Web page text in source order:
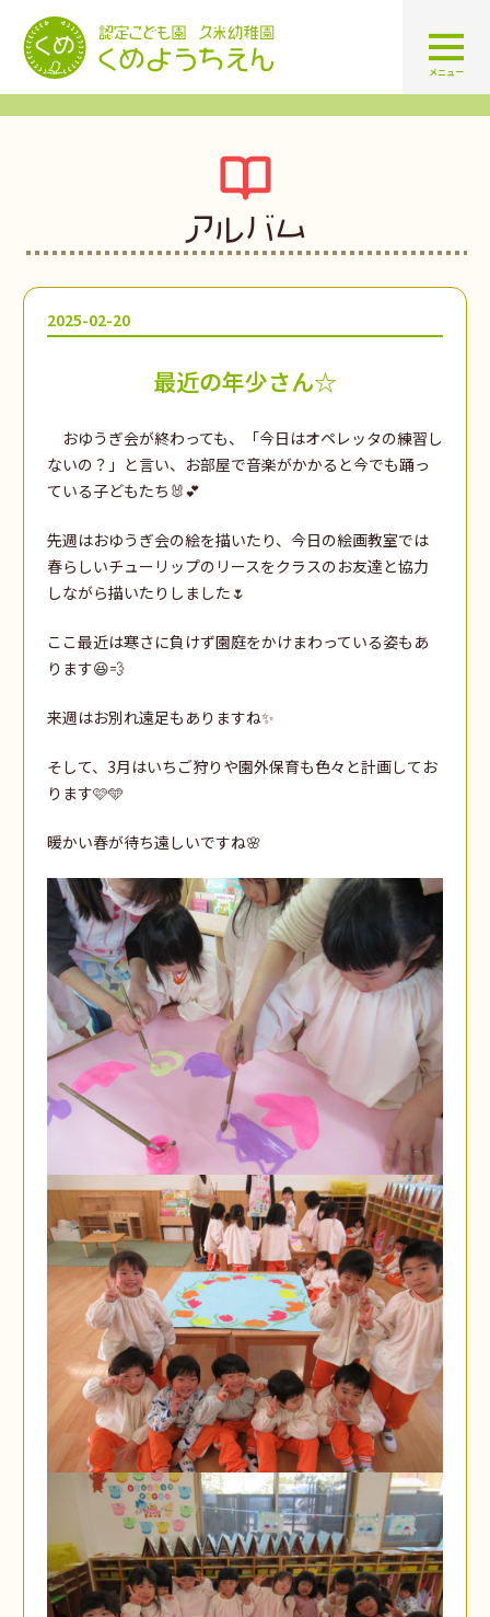
認定こども園 学校法人久米幼
メニュー
アルバム
2025-02-20
最近の年少さん☆
おゆうぎ会が終わっても、「今日はオペレッタの練習し
ないの？」と言い、お部屋で音楽がかかると今でも踊っ
ている子どもたち🐰💕
先週はおゆうぎ会の絵を描いたり、今日の絵画教室では
春らしいチューリップのリースをクラスのお友達と協力
しながら描いたりしました🌷
ここ最近は寒さに負けず園庭をかけまわっている姿もあ
ります😆💨
来週はお別れ遠足もありますね✨
そして、3月はいちご狩りや園外保育も色々と計画してお
ります🩷🩵
暖かい春が待ち遠しいですね🌸